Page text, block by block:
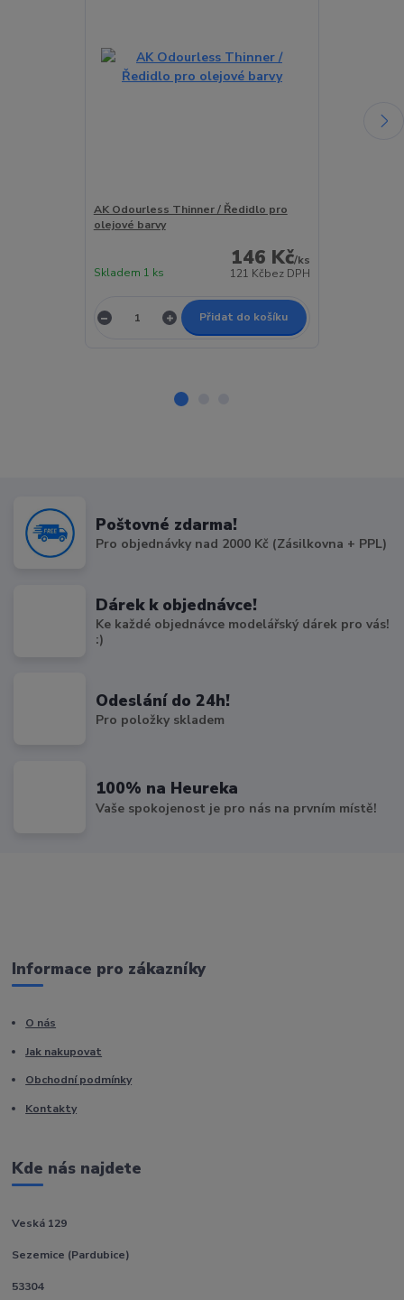
AK Odourless Thinner / Ředidlo pro
olejové barvy
146 Kč/ks
121 Kčbez DPH
Skladem 1 ks
Přidat do košíku
Poštovné zdarma!
Pro objednávky nad 2000 Kč (Zásilkovna + PPL)
Dárek k objednávce!
Ke každé objednávce modelářský dárek pro vás!
:)
Odeslání do 24h!
Pro položky skladem
100% na Heureka
Vaše spokojenost je pro nás na prvním místě!
Informace pro zákazníky
O nás
Jak nakupovat
Obchodní podmínky
Kontakty
Kde nás najdete
Veská 129
Sezemice (Pardubice)
53304